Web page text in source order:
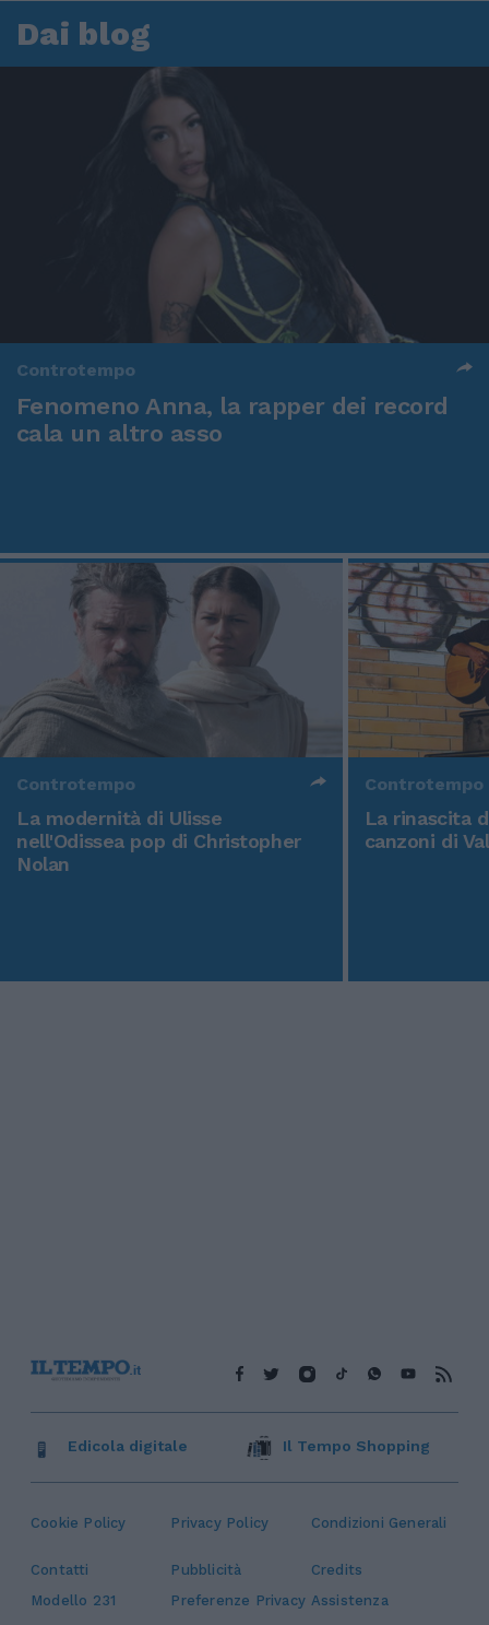
Dai blog
Controtempo
Fenomeno Anna, la rapper dei record
cala un altro asso
Controtempo
La modernità di Ulisse
nell'Odissea pop di Christopher
Nolan
Controtempo
La rinascita
canzoni di
Cookie Policy Privacy Policy Condizioni Generali
Contatti Pubblicità
Credits
Modello 231
Preferenze Privacy Assistenza
Edicola digitale Il Tempo Shopping